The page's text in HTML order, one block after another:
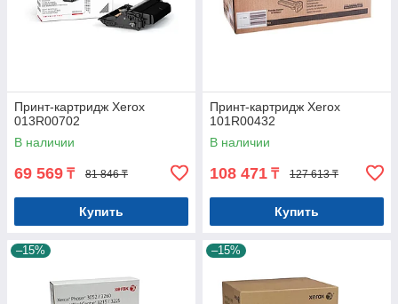
Принт-картридж Xerox
013R00702
В наличии
69 569 ₸ 81 846 ₸
Купить
Принт-картридж Xerox
101R00432
В наличии
108 471 ₸ 127 613 ₸
Купить
–15% –15%